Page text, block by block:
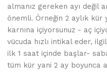
almanız gereken ayı değil
önemli. Örneğin 2 aylık kür
karnına içiyorsunuz - aç
vücuda hızlı intikal eder,
ilk 1 saat içinde başlar-
tüm kür yani 2 ay boyunca